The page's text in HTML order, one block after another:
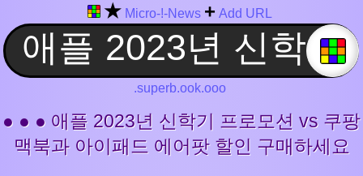
★ Micro-!-News + Add URL
.superb.ook.ooo
● ● ● 애플 2023년 신학기 프로모션 vs 쿠팡
맥북과 아이패드 에어팟 할인 구매하세요